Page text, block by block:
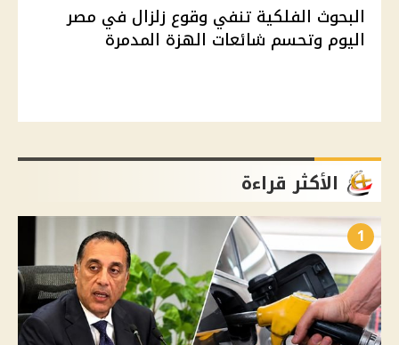
البحوث الفلكية تنفي وقوع زلزال في مصر
اليوم وتحسم شائعات الهزة المدمرة
الأكثر قراءة
1